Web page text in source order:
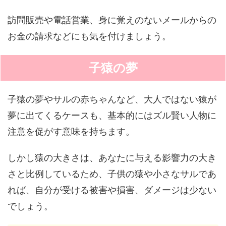
訪問販売や電話営業、身に覚えのないメールからの
お金の請求などにも気を付けましょう。
子猿の夢
子猿の夢やサルの赤ちゃんなど、大人ではない猿が
夢に出てくるケースも、基本的にはズル賢い人物に
注意を促がす意味を持ちます。
しかし猿の大きさは、あなたに与える影響力の大き
さと比例しているため、子供の猿や小さなサルであ
れば、自分が受ける被害や損害、ダメージは少ない
でしょう。